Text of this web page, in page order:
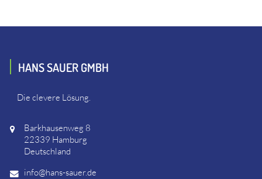
HANS SAUER GMBH
Die clevere Lösung.
Barkhausenweg 8
22339 Hamburg
Deutschland
info@hans-sauer.de